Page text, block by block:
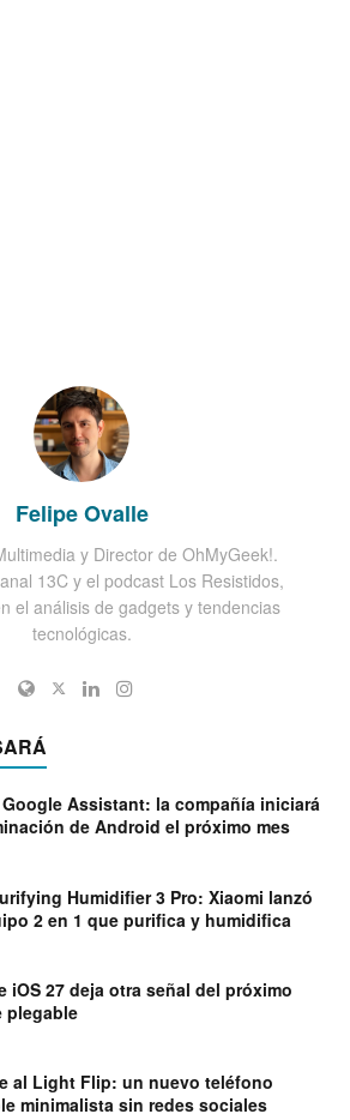
Felipe Ovalle
y Director de OhMyGeek!.
13C y el podcast Los Resistidos,
el análisis de gadgets y tendencias
tecnológicas.
Assistant: la compañía iniciará
de Android el próximo mes
Humidifier 3 Pro: Xiaomi lanzó
2 en 1 que purifica y humidifica
iOS 27 deja otra señal del próximo
plegable
al Light Flip: un nuevo teléfono
minimalista sin redes sociales